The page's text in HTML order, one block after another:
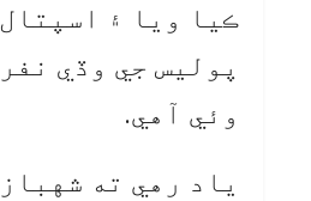
ڪيا ويا ۽
پوليس جي وڏي
وئي آهي.
ياد رهي ته